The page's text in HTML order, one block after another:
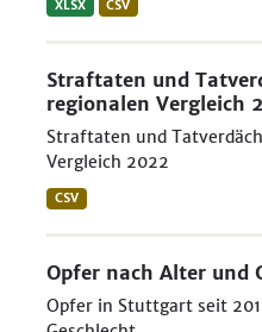
XLSX CSV
Straftaten und
regionalen Vergleich
Straftaten und
Vergleich 2022
CSV
Opfer nach Alter und
Opfer in Stuttgart seit